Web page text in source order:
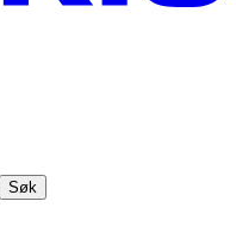
Søk